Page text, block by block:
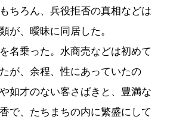
ちろん、兵役拒否の真相などは
が、曖昧に同居した。
名乗った。水商売などは初めて
が、余程、性にあっていたの
如才のない客さばきと、豊満な
で、たちまちの内に繁盛にして